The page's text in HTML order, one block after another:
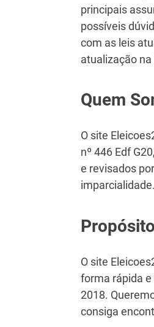
principais
possíveis
com as leis
atualização
Quem
O site
nº 446 Edf
e revisados
imparcialidade.
Propósito
O site
forma rápida
2018.
consiga